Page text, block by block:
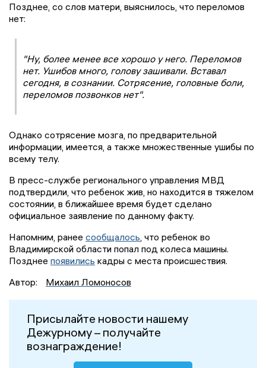
Позднее, со слов матери, выяснилось, что переломов
нет:
"Ну, более менее все хорошо у него. Переломов
нет. Ушибов много, голову зашивали. Вставал
сегодня, в сознании. Сотрясение, головные боли,
переломов позвонков нет".
Однако сотрясение мозга, по предварительной
информации, имеется, а также множественные ушибы по
всему телу.
В пресс-службе регионального управления МВД
подтвердили, что ребенок жив, но находится в тяжелом
состоянии, в ближайшее время будет сделано
официальное заявление по данному факту.
Напомним, ранее сообщалось, что ребенок во
Владимирской области попал под колеса машины.
Позднее появились кадры с места происшествия.
Автор:
Михаил Ломоносов
Присылайте новости нашему
Дежурному – получайте
вознаграждение!